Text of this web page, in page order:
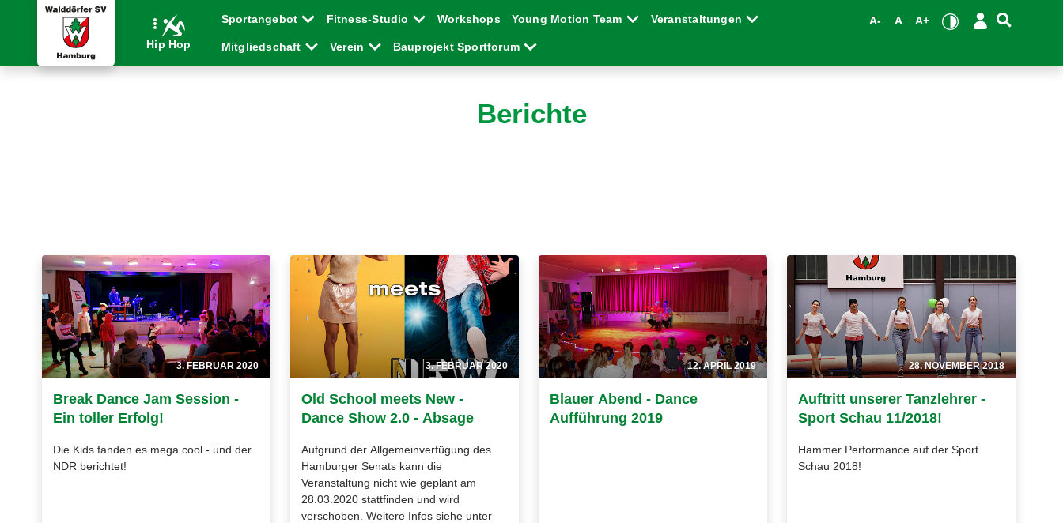
Hip Hop
Sportangebot Fitness-Studio Workshops Young Motion Team Veranstaltungen
Mitgliedschaft Verein Bauprojekt Sportforum
A- A A+
Berichte
3. FEBRUAR 2020
Break Dance Jam Session -
Ein toller Erfolg!
Die Kids fanden es mega cool - und der
NDR berichtet!
3. FEBRUAR 2020
Old School meets New -
Dance Show 2.0 - Absage
Aufgrund der Allgemeinverfügung des
Hamburger Senats kann die
Veranstaltung nicht wie geplant am
28.03.2020 stattfinden und wird
verschoben. Weitere Infos siehe unter
12. APRIL 2019
Blauer Abend - Dance
Aufführung 2019
28. NOVEMBER 2018
Auftritt unserer Tanzlehrer -
Sport Schau 11/2018!
Hammer Performance auf der Sport
Schau 2018!